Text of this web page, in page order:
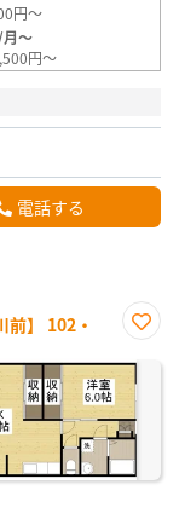
円～
～
円～
電話する
】 102・
に入
り登
録